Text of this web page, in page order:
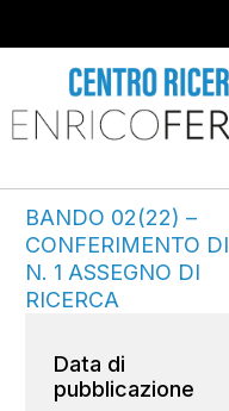
BANDO 02(22) –
CONFERIMENTO DI
N. 1 ASSEGNO DI
RICERCA
Data di
pubblicazione